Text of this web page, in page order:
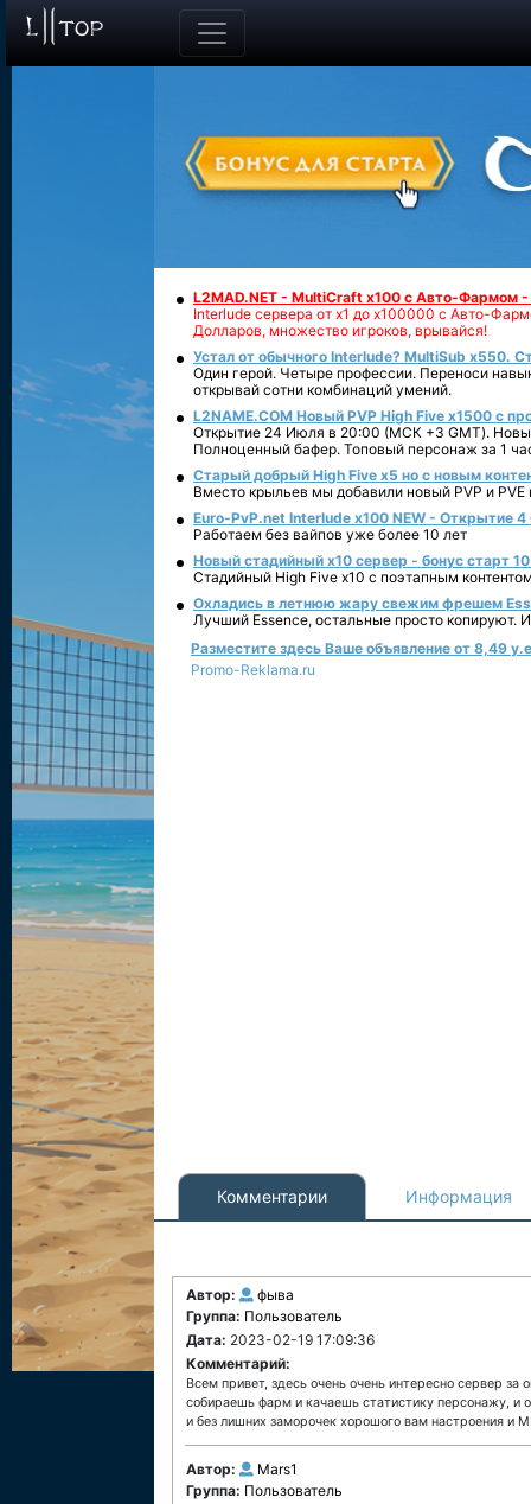
L2MAD.NET - MultiCraft x100 с Авто-Фармом
Interlude сервера от х1 до х100000 с Авто-
Долларов, множество игроков, врывайся!
Устал от обычного Interlude? MultiSub x550.
Один герой. Четыре профессии. Переноси
открывай сотни комбинаций умений.
L2NAME.COM Новый PVP High Five x1500 с
Открытие 24 Июля в 20:00 (МСК +3 GMT).
Полноценный бафер. Топовый персонаж за 1
Старый добрый High Five x5 но с новым
Вместо крыльев мы добавили новый PVP и PVE
Euro-PvP.net Interlude х100 NEW - Открытие 4
Работаем без вайпов уже более 10 лет
Новый стадийный х10 сервер - бонус старт
Стадийный High Five x10 с поэтапным
Охладись в летнюю жару свежим фрешем
Лучший Essence, остальные просто копируют.
Разместите здесь Ваше объявление от 8,49
Promo-Reklama.ru
Комментарии Информация
Автор:
фыва
Группа: Пользователь
Дата: 2023-02-19 17:09:36
Комментарий:
Всем привет, здесь очень очень интересно сервер
собираешь фарм и качаешь статистику персонажу, и
и без лишних заморочек хорошого вам настроения
Автор:
Mars1
Группа: Пользователь